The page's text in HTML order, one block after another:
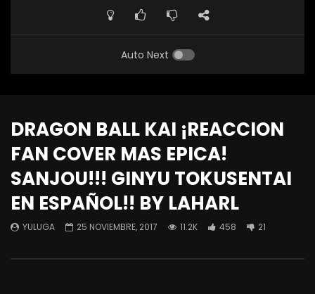
Auto Next
DRAGON BALL KAI ¡REACCION
FAN COVER MAS EPICA!
SANJOU!!! GINYU TOKUSENTAI
EN ESPAÑOL!! BY LAHARL
YULUGA 25 NOVIEMBRE, 2017 11.2K 458 21